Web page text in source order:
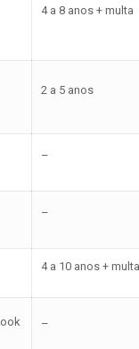
4 a 8 anos + multa
2 a 5 anos
–
–
4 a 10 anos + multa
–